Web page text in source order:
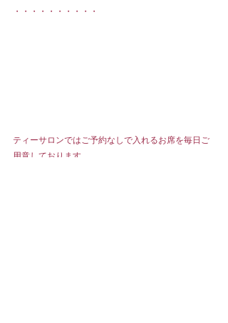
・・・・・・・・・・
ティーサロンではご予約なしで入れるお席を毎日ご
用意しております。